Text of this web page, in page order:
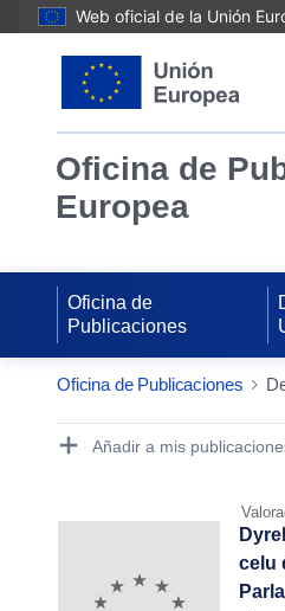
Web oficial de la Unión
Oficina de
Europea
Oficina de
Publicaciones
Oficina de Publicaciones
Publication Detail
Añadir a mis
celu